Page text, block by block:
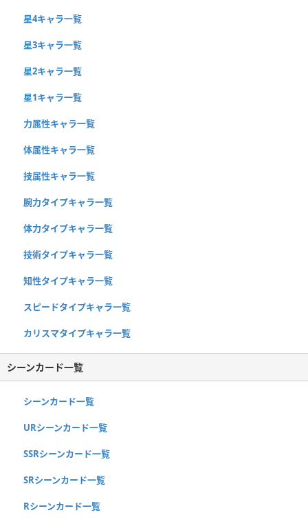
星4キャラ一覧
星3キャラ一覧
星2キャラ一覧
星1キャラ一覧
力属性キャラ一覧
体属性キャラ一覧
技属性キャラ一覧
腕力タイプキャラ一覧
体力タイプキャラ一覧
技術タイプキャラ一覧
知性タイプキャラ一覧
スピードタイプキャラ一覧
カリスマタイプキャラ一覧
シーンカード一覧
シーンカード一覧
URシーンカード一覧
SSRシーンカード一覧
SRシーンカード一覧
Rシーンカード一覧